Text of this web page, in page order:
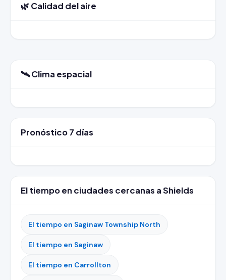
🌿 Calidad del aire
🛰️ Clima espacial
Pronóstico 7 días
El tiempo en ciudades cercanas a Shields
El tiempo en Saginaw Township North
El tiempo en Saginaw
El tiempo en Carrollton